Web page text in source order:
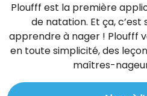
Ploufff est la première
de natation. Et ça,
apprendre à nager ! Ploufff
en toute simplicité, des
maîtres-